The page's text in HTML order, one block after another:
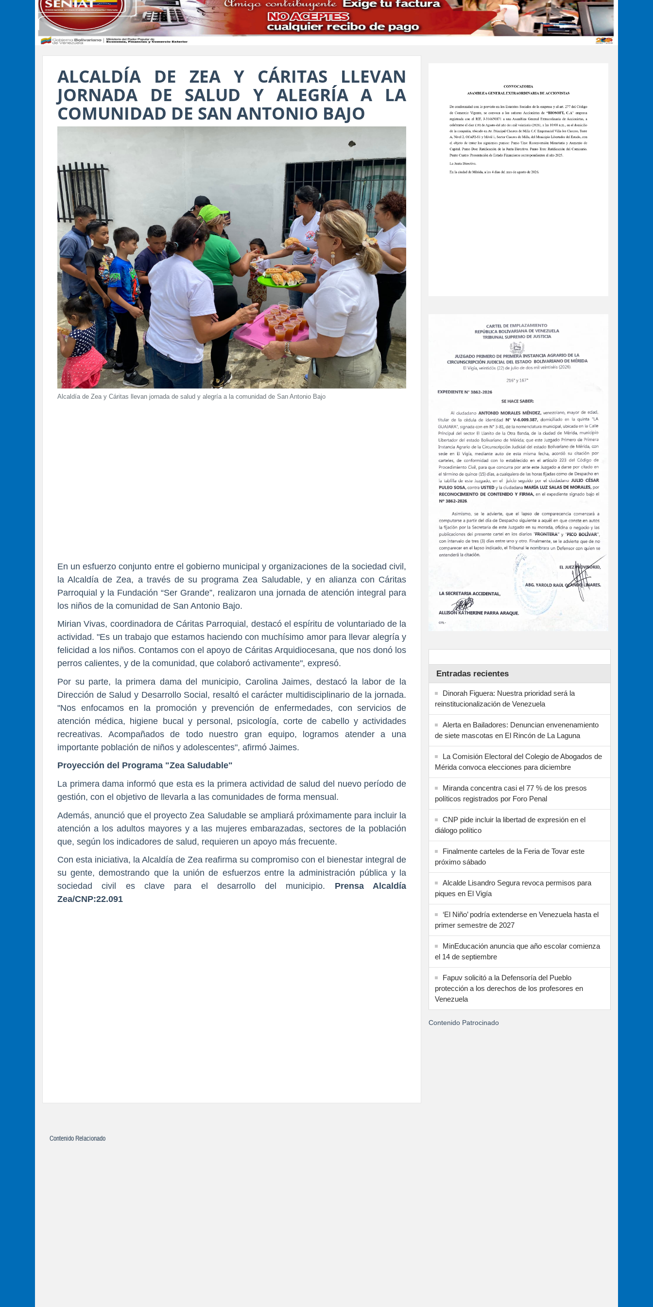
ALCALDÍA DE ZEA Y CÁRITAS LLEVAN
JORNADA DE SALUD Y ALEGRÍA A LA
COMUNIDAD DE SAN ANTONIO BAJO
Alcaldía de Zea y Cáritas llevan jornada de salud y alegría a la comunidad de San Antonio Bajo
En un esfuerzo conjunto entre el gobierno municipal y organizaciones de la sociedad civil,
la Alcaldía de Zea, a través de su programa Zea Saludable, y en alianza con Cáritas
Parroquial y la Fundación “Ser Grande”, realizaron una jornada de atención integral para
los niños de la comunidad de San Antonio Bajo.
Mirian Vivas, coordinadora de Cáritas Parroquial, destacó el espíritu de voluntariado de la
actividad. "Es un trabajo que estamos haciendo con muchísimo amor para llevar alegría y
felicidad a los niños. Contamos con el apoyo de Cáritas Arquidiocesana, que nos donó los
perros calientes, y de la comunidad, que colaboró activamente", expresó.
Por su parte, la primera dama del municipio, Carolina Jaimes, destacó la labor de la
Dirección de Salud y Desarrollo Social, resaltó el carácter multidisciplinario de la jornada.
"Nos enfocamos en la promoción y prevención de enfermedades, con servicios de
atención médica, higiene bucal y personal, psicología, corte de cabello y actividades
recreativas. Acompañados de todo nuestro gran equipo, logramos atender a una
importante población de niños y adolescentes", afirmó Jaimes.
Proyección del Programa "Zea Saludable"
La primera dama informó que esta es la primera actividad de salud del nuevo período de
gestión, con el objetivo de llevarla a las comunidades de forma mensual.
Además, anunció que el proyecto Zea Saludable se ampliará próximamente para incluir la
atención a los adultos mayores y a las mujeres embarazadas, sectores de la población
que, según los indicadores de salud, requieren un apoyo más frecuente.
Con esta iniciativa, la Alcaldía de Zea reafirma su compromiso con el bienestar integral de
su gente, demostrando que la unión de esfuerzos entre la administración pública y la
sociedad civil es clave para el desarrollo del municipio. Prensa Alcaldía
Zea/CNP:22.091
Entradas recientes
Dinorah Figuera: Nuestra prioridad será la
reinstitucionalización de Venezuela
Alerta en Bailadores: Denuncian envenenamiento
de siete mascotas en El Rincón de La Laguna
La Comisión Electoral del Colegio de Abogados de
Mérida convoca elecciones para diciembre
Miranda concentra casi el 77 % de los presos
políticos registrados por Foro Penal
CNP pide incluir la libertad de expresión en el
diálogo político
Finalmente carteles de la Feria de Tovar este
próximo sábado
Alcalde Lisandro Segura revoca permisos para
piques en El Vigía
‘El Niño’ podría extenderse en Venezuela hasta el
primer semestre de 2027
MinEducación anuncia que año escolar comienza
el 14 de septiembre
Fapuv solicitó a la Defensoría del Pueblo
protección a los derechos de los profesores en
Venezuela
Contenido Patrocinado
Contenido Relacionado